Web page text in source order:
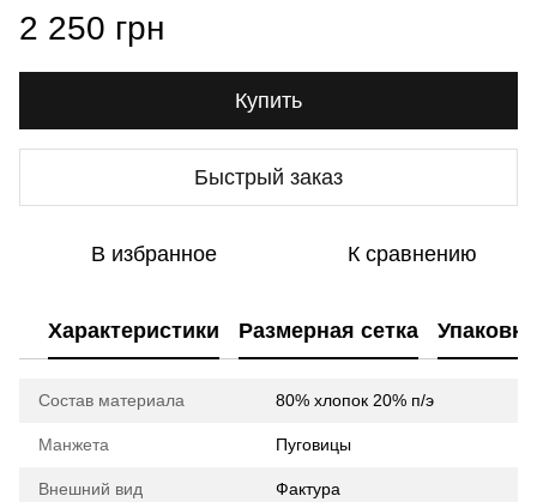
2 250 грн
Купить
Быстрый заказ
В избранное К сравнению
Характеристики Размерная сетка Упаковка
Состав материала 80% хлопок 20% п/э
Манжета Пуговицы
Внешний вид Фактура